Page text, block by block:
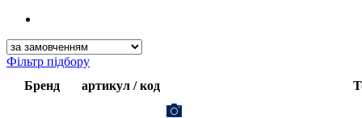
Фільтр підбору
Бренд
артикул / код